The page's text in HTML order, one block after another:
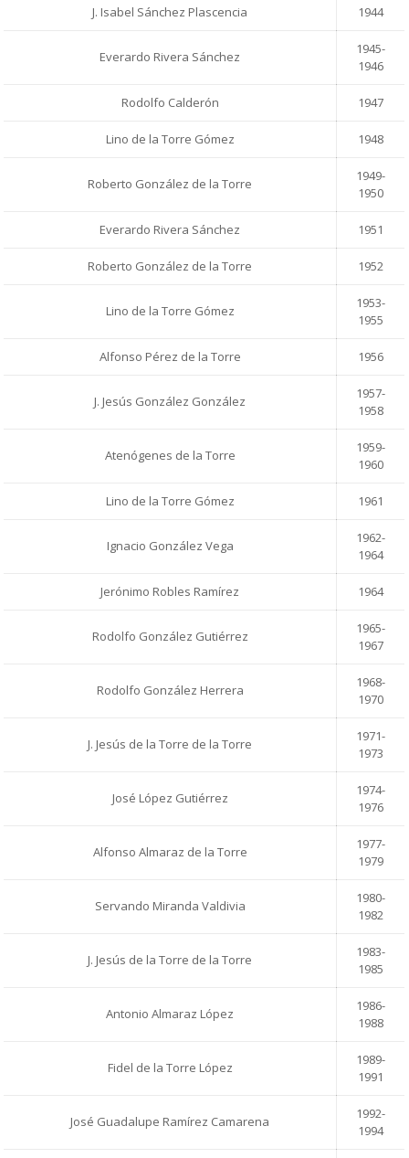
J. Isabel Sánchez Plascencia 1944
Everardo Rivera Sánchez
1945-
1946
Rodolfo Calderón 1947
Lino de la Torre Gómez 1948
Roberto González de la Torre
1949-
1950
Everardo Rivera Sánchez 1951
Roberto González de la Torre 1952
Lino de la Torre Gómez
1953-
1955
Alfonso Pérez de la Torre 1956
J. Jesús González González
1957-
1958
Atenógenes de la Torre
1959-
1960
Lino de la Torre Gómez 1961
Ignacio González Vega
1962-
1964
Jerónimo Robles Ramírez 1964
Rodolfo González Gutiérrez
1965-
1967
Rodolfo González Herrera
1968-
1970
J. Jesús de la Torre de la Torre
1971-
1973
José López Gutiérrez
1974-
1976
Alfonso Almaraz de la Torre
1977-
1979
Servando Miranda Valdivia
1980-
1982
J. Jesús de la Torre de la Torre
1983-
1985
Antonio Almaraz López
1986-
1988
Fidel de la Torre López
1989-
1991
José Guadalupe Ramírez Camarena
1992-
1994